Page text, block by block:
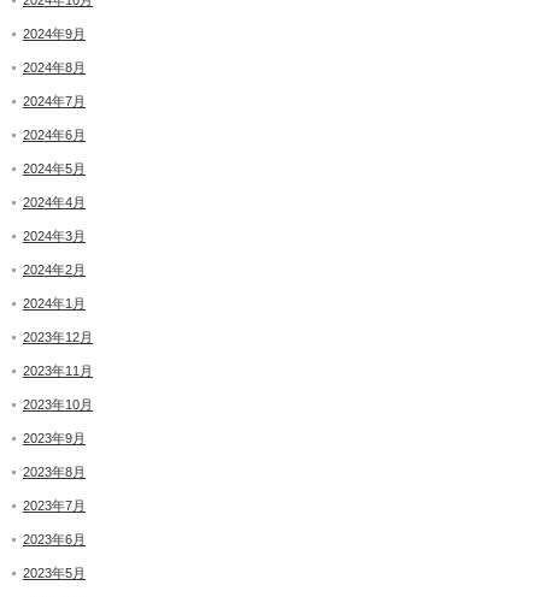
2024年9月
2024年8月
2024年7月
2024年6月
2024年5月
2024年4月
2024年3月
2024年2月
2024年1月
2023年12月
2023年11月
2023年10月
2023年9月
2023年8月
2023年7月
2023年6月
2023年5月